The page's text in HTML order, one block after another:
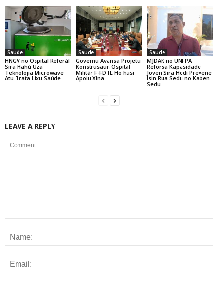
Saude
HNGV no Ospital Referál
Sira Hahú Uza
Teknolojia Microwave
Atu Trata Lixu Saúde
Saude
Governu Avansa Projetu
Konstrusaun Ospitál
Militár F-FDTL Ho husi
Apoiu Xina
Saude
MJDAK no UNFPA
Reforsa Kapasidade
Joven Sira Hodi Prevene
Isin Rua Sedu no Kaben
Sedu
LEAVE A REPLY